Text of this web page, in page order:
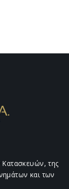
της
και των